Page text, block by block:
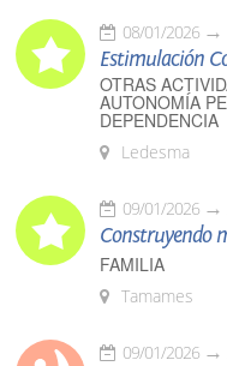
08/01/2026
Estimulación
OTRAS
AUTONOMÍA
DEPENDENCIA
Ledesma
09/01/2026
Construyendo
FAMILIA
Tamames
09/01/2026